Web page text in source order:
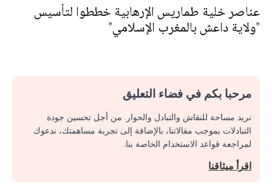
عناصر خلية طماريس الإرهابية خططوا لتأسيس
"ولاية داعش بالمغرب الإسلامي"
مرحبا بكم في فضاء التعليق
نريد مساحة للنقاش والتبادل والحوار. من أجل تحسين جودة
التبادلات بموجب مقالاتنا، بالإضافة إلى تجربة مساهمتك، ندعوك
لمراجعة قواعد الاستخدام الخاصة بنا.
اقرأ ميثاقنا